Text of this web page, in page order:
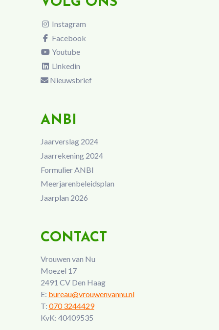
Instagram
Facebook
Youtube
Linkedin
Nieuwsbrief
ANBI
Jaarverslag 2024
Jaarrekening 2024
Formulier ANBI
Meerjarenbeleidsplan
Jaarplan 2026
CONTACT
Vrouwen van Nu
Moezel 17
2491 CV Den Haag
E: bureau@vrouwenvannu.nl
T: 070 3244429
KvK: 40409535